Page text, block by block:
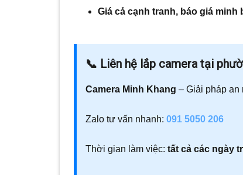
Giá cả cạnh tranh, báo giá minh
📞 Liên hệ lắp camera tại
Camera Minh Khang – Giải pháp an
Zalo tư vấn nhanh: 091 5050 206
Thời gian làm việc: tất cả các ngày